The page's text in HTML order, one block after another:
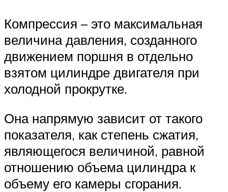
Компрессия – это максимальная
величина давления, созданного
движением поршня в отдельно
взятом цилиндре двигателя при
холодной прокрутке.
Она напрямую зависит от такого
показателя, как степень сжатия,
являющегося величиной, равной
отношению объема цилиндра к
объему его камеры сгорания.